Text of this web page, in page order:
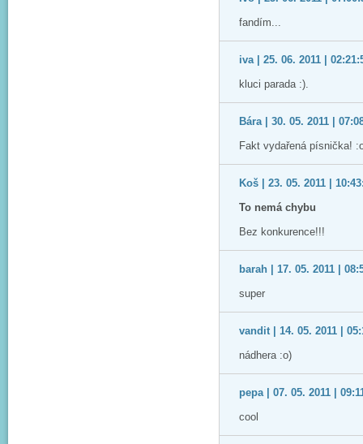
fandím...
iva | 25. 06. 2011 |
kluci parada :).
Bára | 30. 05. 2011 |
Fakt vydařená písnička!
Koš | 23. 05. 2011 |
To nemá chybu
Bez konkurence!!!
barah | 17. 05. 2011 |
super
vandit | 14. 05. 2011 |
nádhera :o)
pepa | 07. 05. 2011 |
cool